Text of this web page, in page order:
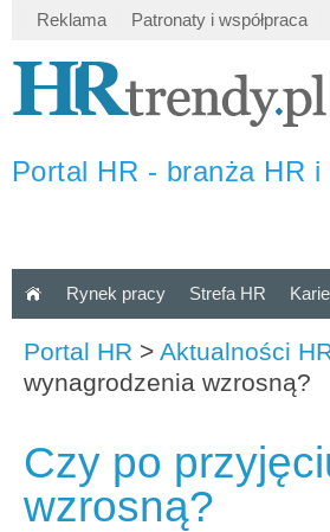
Reklama Patronaty i współpraca
Portal HR - branża HR
Rynek pracy Strefa HR
Portal HR > Aktualności
wynagrodzenia wzrosną?
Czy po
wzrosną?